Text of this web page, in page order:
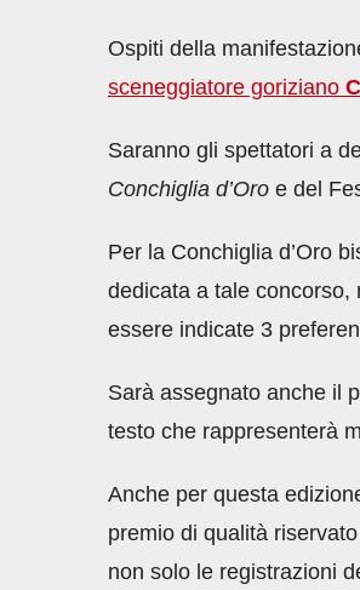
Ospiti della
sceneggiatore goriziano
Saranno gli spettatori a
Conchiglia d’Oro e del
Per la Conchiglia d’Oro
dedicata a tale
essere indicate 3
Sarà assegnato anche il
testo che rappresenterà
Anche per questa
premio di qualità
non solo le registrazioni